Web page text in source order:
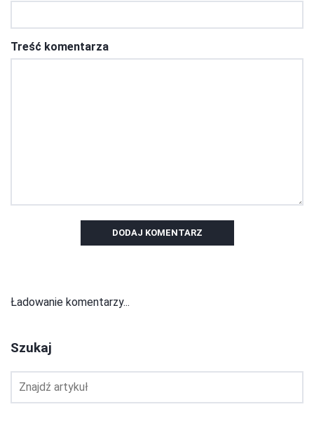
Treść komentarza
DODAJ KOMENTARZ
Ładowanie komentarzy...
Szukaj